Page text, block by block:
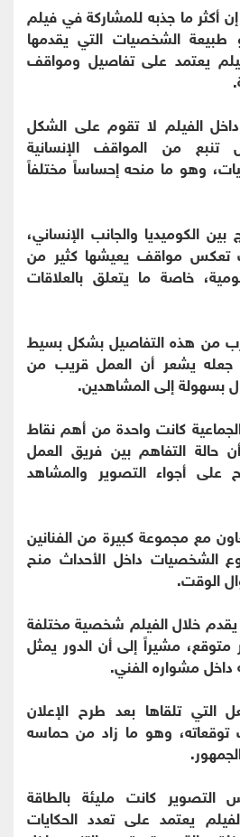
أكثر ما جذبه للمشاركة في فيلم
الشخصيات التي يقدمها
يعتمد على تفاصيل ومواقف
الفيلم لا تقوم على الشكل
تنبع من المواقف الإنسانية
وهو ما منحه إحساساً مختلفاً
الكوميديا والجانب الإنساني،
تعكس مواقف يعيشها كثير من
خاصة ما يتعلق بالعلاقات
من هذه التفاصيل بشكل بسيط
جعله يشعر أن العمل قريب من
بسهولة إلى المشاهدين.
كانت واحدة من أهم نقاط
حالة التفاهم بين فريق العمل
أجواء التصوير والمشاهد
مع مجموعة كبيرة من الفنانين
الشخصيات داخل الأحداث منح
الوقت.
خلال الفيلم شخصية مختلفة
متوقع، مشيراً إلى أن الدور يمثل
داخل مشواره الفني.
التي تلقاها بعد طرح الإعلان
توقعاته، وهو ما زاد من حماسه
التصوير كانت مليئة بالطاقة
يعتمد على تعدد الحكايات